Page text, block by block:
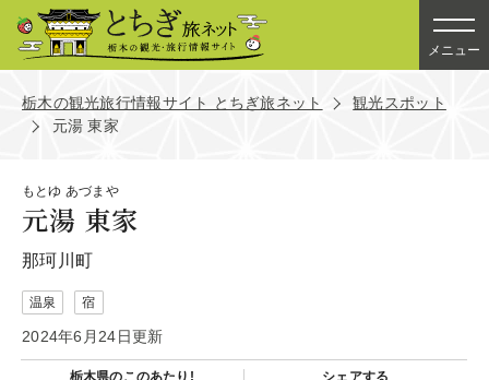
メニュー
栃木の観光旅行情報サイト とちぎ旅ネット
観光スポット
元湯 東家
もとゆ あづまや
元湯 東家
那珂川町
温泉 宿
2024年6月24日更新